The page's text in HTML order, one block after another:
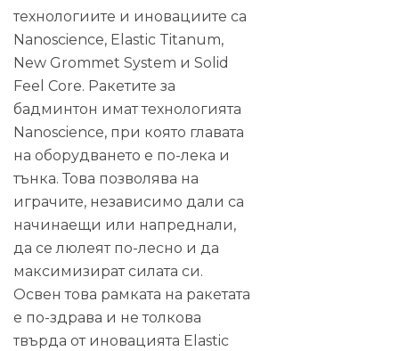
технологиите и иновациите са
Nanoscience, Elastic Titanum,
New Grommet System и Solid
Feel Core. Ракетите за
бадминтон имат технологията
Nanoscience, при която главата
на оборудването е по-лека и
тънка. Това позволява на
играчите, независимо дали са
начинаещи или напреднали,
да се люлеят по-лесно и да
максимизират силата си.
Освен това рамката на ракетата
е по-здрава и не толкова
твърда от иновацията Elastic